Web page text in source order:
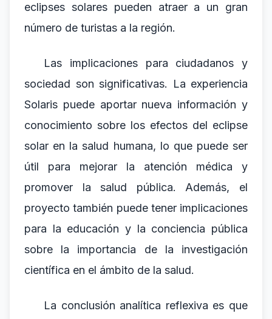
eclipses solares pueden atraer a un gran
número de turistas a la región.
Las implicaciones para ciudadanos y
sociedad son significativas. La experiencia
Solaris puede aportar nueva información y
conocimiento sobre los efectos del eclipse
solar en la salud humana, lo que puede ser
útil para mejorar la atención médica y
promover la salud pública. Además, el
proyecto también puede tener implicaciones
para la educación y la conciencia pública
sobre la importancia de la investigación
científica en el ámbito de la salud.
La conclusión analítica reflexiva es que